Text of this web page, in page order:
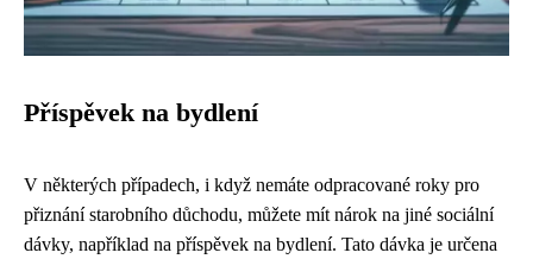
Příspěvek na bydlení
V některých případech, i když nemáte odpracované roky pro
přiznání starobního důchodu, můžete mít nárok na jiné sociální
dávky, například na příspěvek na bydlení. Tato dávka je určena